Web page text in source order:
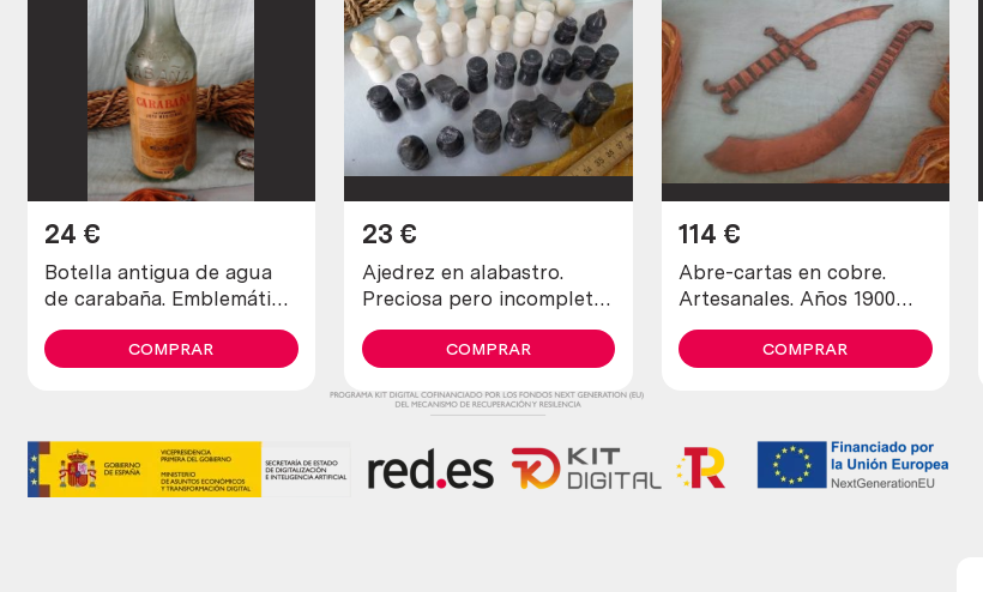
Botella antigua de agua
de carabaña. Emblemática.
Vacía
24 €
COMPRAR
Ajedrez en alabastro.
Preciosa pero incompleta
y en mal estado.
23 €
COMPRAR
Abre-cartas en cobre.
Artesanales. Años 1900
maravillosos. Old open
letters in copper
114 €
COMPRAR